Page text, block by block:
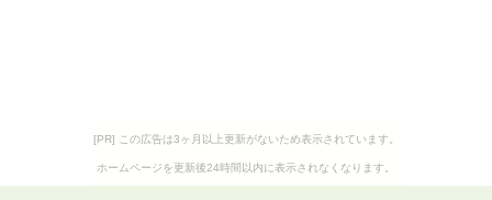
[PR] この広告は3ヶ月以上更新がないため表示されています。
ホームページを更新後24時間以内に表示されなくなります。